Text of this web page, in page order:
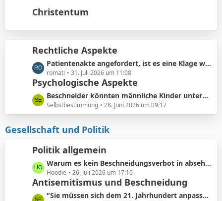
e
t
ä
g
e
t
i
t
r
ä
g
e
Christentum
Rechtliche Aspekte
L
e
t
z
t
e
e
t
r
ä
g
e
Patientenakte angefordert, ist es eine Klage wert?
romati 31. Juli 2026 um 11:08
Psychologische Aspekte
L
e
t
t
e
B
e
i
t
r
Beschneider könnten männliche Kinder unterbewusst als ihre künftigen Konkurrenten bei der Partnersuche wahrnehmen.
Selbstbestimmung 28. Juni 2026 um 09:17
Gesellschaft und Politik
Politik allgemein
L
e
t
z
Warum es kein Beschneidungsverbot in absehbarer Zukunft geben wird: Vermeidung von Schmerzensgeld.
Hoodie 26. Juli 2026 um 17:10
Antisemitismus und Beschneidung
L
"Sie müssen sich dem 21. Jahrhundert anpassen"